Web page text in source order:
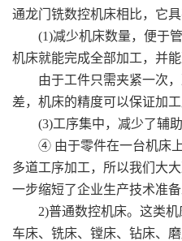
通龙门铣数控机床相比，它
(1)减少机床数量，便于
机床就能完成全部加工，并能
由于工件只需夹紧一次
差，机床的精度可以保证加
(3)工序集中，减少了辅
④ 由于零件在一台机床
多道工序加工，所以我们大
一步缩短了企业生产技术准备
2)普通数控机床。这类
车床、铣床、镗床、钻床、